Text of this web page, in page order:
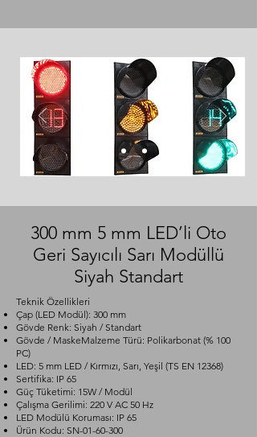
300 mm 5 mm LED’li Oto
Geri Sayıcılı Sarı Modüllü
Siyah Standart
Teknik Özellikleri
Çap (LED Modül): 300 mm
Gövde Renk: Siyah / Standart
Gövde / MaskeMalzeme Türü: Polikarbonat (% 100
PC)
LED: 5 mm LED / Kırmızı, Sarı, Yeşil (TS EN 12368)
Sertifika: IP 65
Güç Tüketimi: 15W / Modül
Çalışma Gerilimi: 220 V AC 50 Hz
LED Modülü Koruması: IP 65
Ürün Kodu: SN-01-60-300